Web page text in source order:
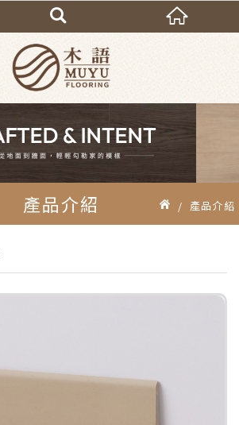
產品介紹 產品介紹